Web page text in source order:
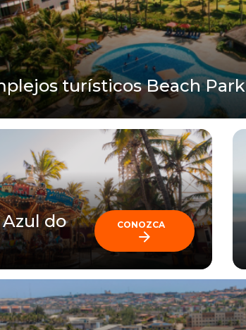
turísticos Beach Park
do
CONOZCA